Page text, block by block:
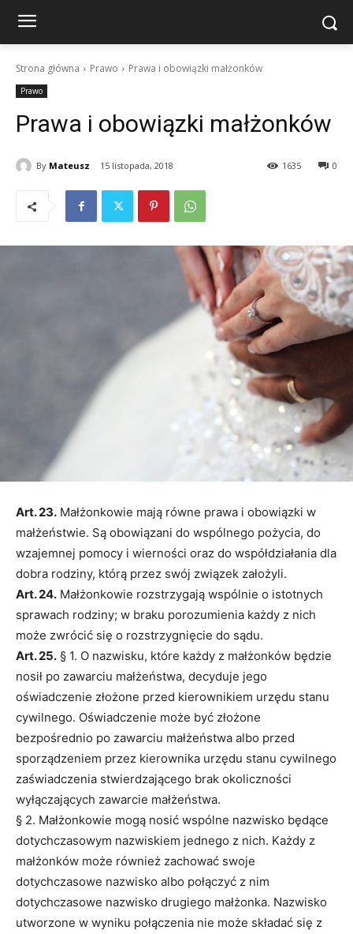
Strona główna Prawo Prawa i obowiązki małżonków
Prawo
Prawa i obowiązki małżonków
By Mateusz 15 listopada, 2018 0
1635
Art. 23. Małżonkowie mają równe prawa i obowiązki w
małżeństwie. Są obowiązani do wspólnego pożycia, do
wzajemnej pomocy i wierności oraz do współdziałania dla
dobra rodziny, którą przez swój związek założyli.
Art. 24. Małżonkowie rozstrzygają wspólnie o istotnych
sprawach rodziny; w braku porozumienia każdy z nich
może zwrócić się o rozstrzygnięcie do sądu.
Art. 25. § 1. O nazwisku, które każdy z małżonków będzie
nosił po zawarciu małżeństwa, decyduje jego
oświadczenie złożone przed kierownikiem urzędu stanu
cywilnego. Oświadczenie może być złożone
bezpośrednio po zawarciu małżeństwa albo przed
sporządzeniem przez kierownika urzędu stanu cywilnego
zaświadczenia stwierdzającego brak okoliczności
wyłączających zawarcie małżeństwa.
§ 2. Małżonkowie mogą nosić wspólne nazwisko będące
dotychczasowym nazwiskiem jednego z nich. Każdy z
małżonków może również zachować swoje
dotychczasowe nazwisko albo połączyć z nim
dotychczasowe nazwisko drugiego małżonka. Nazwisko
utworzone w wyniku połączenia nie może składać się z